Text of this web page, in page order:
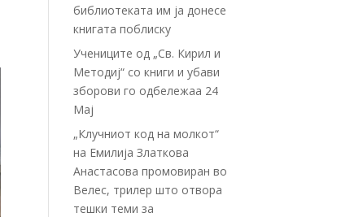
библиотеката им ја донесе
книгата поблиску
Учениците од „Св. Кирил и
Методиј“ со книги и убави
зборови го одбележаа 24
Мај
„Клучниот код на молкот“
на Емилија Златкова
Анастасова промовиран во
Велес, трилер што отвора
тешки теми за